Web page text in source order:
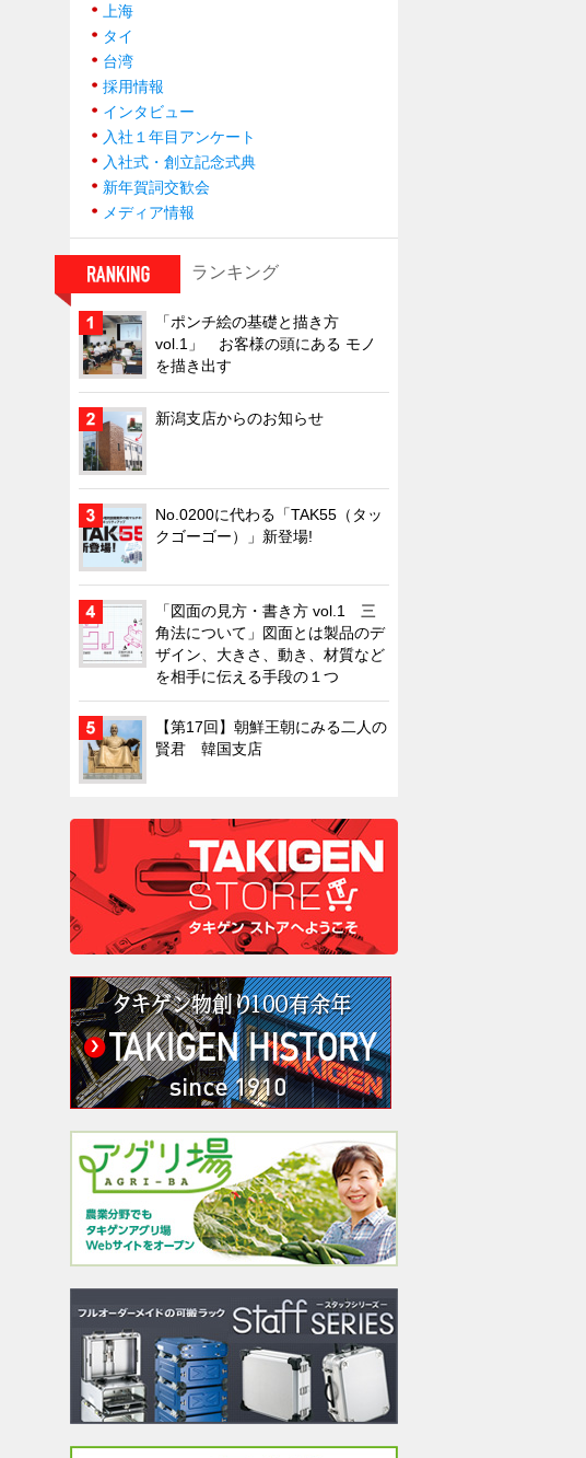
上海
タイ
台湾
採用情報
インタビュー
入社１年目アンケート
入社式・創立記念式典
新年賀詞交歓会
メディア情報
ランキング
「ポンチ絵の基礎と描き方
vol.1」 お客様の頭にある モノ
を描き出す
新潟支店からのお知らせ
No.0200に代わる「TAK55（タッ
クゴーゴー）」新登場!
「図面の見方・書き方 vol.1 三
角法について」図面とは製品のデ
ザイン、大きさ、動き、材質など
を相手に伝える手段の１つ
【第17回】朝鮮王朝にみる二人の
賢君 韓国支店